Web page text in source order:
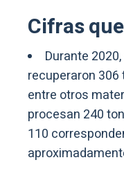
Cifras
Durante
recuperaron 306
entre otros
procesan 240
110